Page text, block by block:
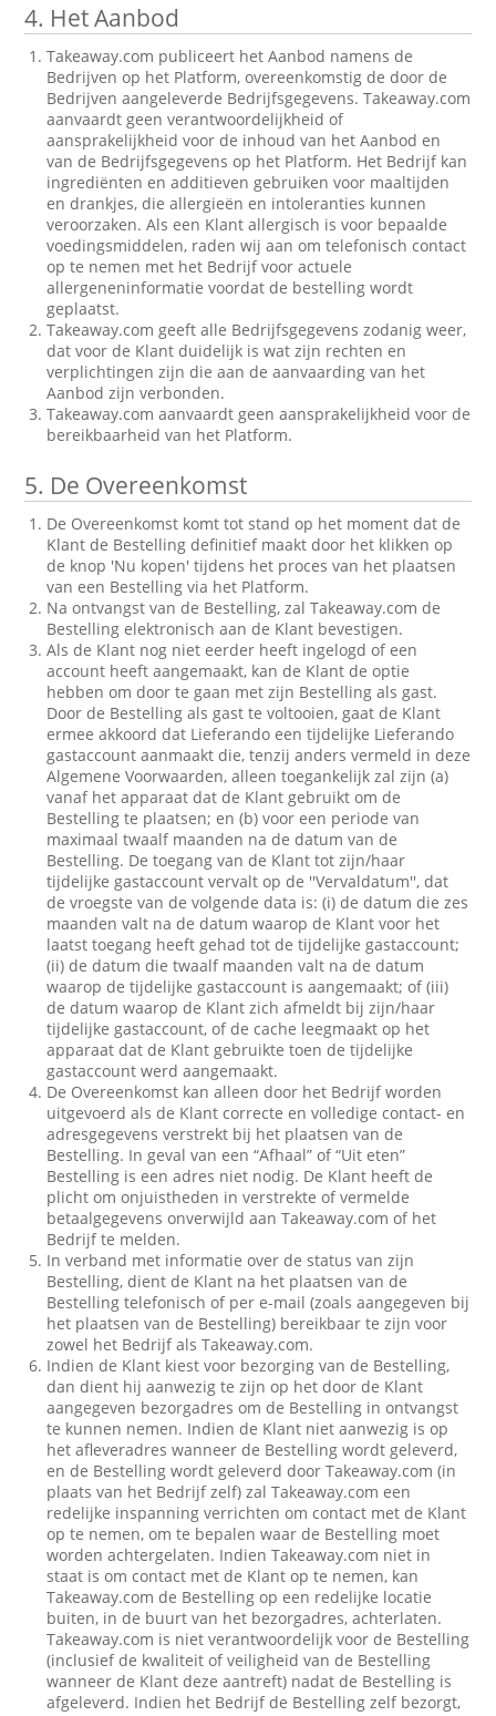
4. Het Aanbod
Takeaway.com publiceert het Aanbod namens de
Bedrijven op het Platform, overeenkomstig de door de
Bedrijven aangeleverde Bedrijfsgegevens. Takeaway.com
aanvaardt geen verantwoordelijkheid of
aansprakelijkheid voor de inhoud van het Aanbod en
van de Bedrijfsgegevens op het Platform. Het Bedrijf kan
ingrediënten en additieven gebruiken voor maaltijden
en drankjes, die allergieën en intoleranties kunnen
veroorzaken. Als een Klant allergisch is voor bepaalde
voedingsmiddelen, raden wij aan om telefonisch contact
op te nemen met het Bedrijf voor actuele
allergeneninformatie voordat de bestelling wordt
geplaatst.
Takeaway.com geeft alle Bedrijfsgegevens zodanig weer,
dat voor de Klant duidelijk is wat zijn rechten en
verplichtingen zijn die aan de aanvaarding van het
Aanbod zijn verbonden.
Takeaway.com aanvaardt geen aansprakelijkheid voor de
bereikbaarheid van het Platform.
5. De Overeenkomst
De Overeenkomst komt tot stand op het moment dat de
Klant de Bestelling definitief maakt door het klikken op
de knop 'Nu kopen' tijdens het proces van het plaatsen
van een Bestelling via het Platform.
Na ontvangst van de Bestelling, zal Takeaway.com de
Bestelling elektronisch aan de Klant bevestigen.
Als de Klant nog niet eerder heeft ingelogd of een
account heeft aangemaakt, kan de Klant de optie
hebben om door te gaan met zijn Bestelling als gast.
Door de Bestelling als gast te voltooien, gaat de Klant
ermee akkoord dat Lieferando een tijdelijke Lieferando
gastaccount aanmaakt die, tenzij anders vermeld in deze
Algemene Voorwaarden, alleen toegankelijk zal zijn (a)
vanaf het apparaat dat de Klant gebruikt om de
Bestelling te plaatsen; en (b) voor een periode van
maximaal twaalf maanden na de datum van de
Bestelling. De toegang van de Klant tot zijn/haar
tijdelijke gastaccount vervalt op de ''Vervaldatum'', dat
de vroegste van de volgende data is: (i) de datum die zes
maanden valt na de datum waarop de Klant voor het
laatst toegang heeft gehad tot de tijdelijke gastaccount;
(ii) de datum die twaalf maanden valt na de datum
waarop de tijdelijke gastaccount is aangemaakt; of (iii)
de datum waarop de Klant zich afmeldt bij zijn/haar
tijdelijke gastaccount, of de cache leegmaakt op het
apparaat dat de Klant gebruikte toen de tijdelijke
gastaccount werd aangemaakt.
De Overeenkomst kan alleen door het Bedrijf worden
uitgevoerd als de Klant correcte en volledige contact- en
adresgegevens verstrekt bij het plaatsen van de
Bestelling. In geval van een “Afhaal” of “Uit eten”
Bestelling is een adres niet nodig. De Klant heeft de
plicht om onjuistheden in verstrekte of vermelde
betaalgegevens onverwijld aan Takeaway.com of het
Bedrijf te melden.
In verband met informatie over de status van zijn
Bestelling, dient de Klant na het plaatsen van de
Bestelling telefonisch of per e-mail (zoals aangegeven bij
het plaatsen van de Bestelling) bereikbaar te zijn voor
zowel het Bedrijf als Takeaway.com.
Indien de Klant kiest voor bezorging van de Bestelling,
dan dient hij aanwezig te zijn op het door de Klant
aangegeven bezorgadres om de Bestelling in ontvangst
te kunnen nemen. Indien de Klant niet aanwezig is op
het afleveradres wanneer de Bestelling wordt geleverd,
en de Bestelling wordt geleverd door Takeaway.com (in
plaats van het Bedrijf zelf) zal Takeaway.com een
redelijke inspanning verrichten om contact met de Klant
op te nemen, om te bepalen waar de Bestelling moet
worden achtergelaten. Indien Takeaway.com niet in
staat is om contact met de Klant op te nemen, kan
Takeaway.com de Bestelling op een redelijke locatie
buiten, in de buurt van het bezorgadres, achterlaten.
Takeaway.com is niet verantwoordelijk voor de Bestelling
(inclusief de kwaliteit of veiligheid van de Bestelling
wanneer de Klant deze aantreft) nadat de Bestelling is
afgeleverd. Indien het Bedrijf de Bestelling zelf bezorgt,